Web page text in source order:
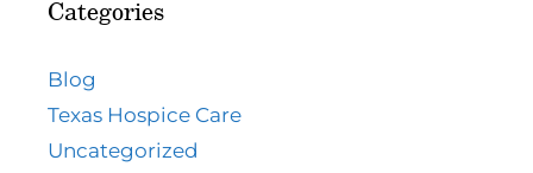
Categories
Blog
Texas Hospice Care
Uncategorized